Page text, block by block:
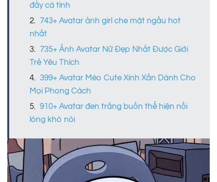
đầy cá tính
743+ Avatar ảnh girl che mặt ngầu hot
nhất
735+ Ảnh Avatar Nữ Đẹp Nhất Được Giới
Trẻ Yêu Thích
399+ Avatar Mèo Cute Xinh Xắn Dành Cho
Mọi Phong Cách
910+ Avatar đen trắng buồn thể hiện nỗi
lòng khó nói